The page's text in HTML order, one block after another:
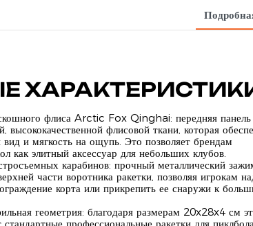
флиса Arctic Fox Qinghai: передняя панель
высококачественной флисовой ткани, которая
и мягкость на ощупь. Это позволяет брендам
как элитный аксессуар для небольших клубов.
карабинов: прочный металлический
части воротника ракетки, позволяя игрокам
корта или прикрепить ее снаружи к
геометрия: благодаря размерам 20x28x4 см